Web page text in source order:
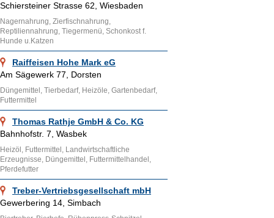
Schiersteiner Strasse 62, Wiesbaden
Nagernahrung, Zierfischnahrung,
Reptiliennahrung, Tiegermenü, Schonkost f.
Hunde u.Katzen
Raiffeisen Hohe Mark eG
Am Sägewerk 77, Dorsten
Düngemittel, Tierbedarf, Heizöle, Gartenbedarf,
Futtermittel
Thomas Rathje GmbH & Co. KG
Bahnhofstr. 7, Wasbek
Heizöl, Futtermittel, Landwirtschaftliche
Erzeugnisse, Düngemittel, Futtermittelhandel,
Pferdefutter
Treber-Vertriebsgesellschaft mbH
Gewerbering 14, Simbach